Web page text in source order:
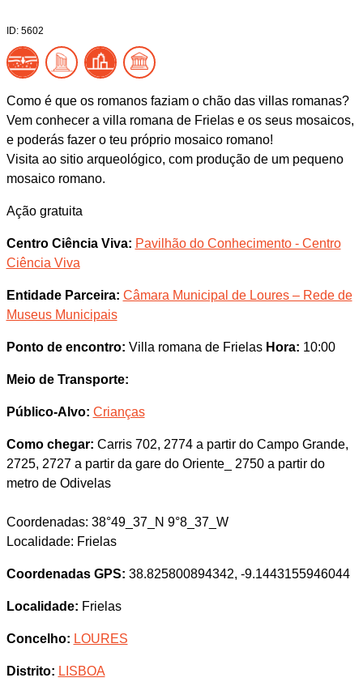
ID: 5602
Como é que os romanos faziam o chão das villas romanas?
Vem conhecer a villa romana de Frielas e os seus mosaicos,
e poderás fazer o teu próprio mosaico romano!
Visita ao sitio arqueológico, com produção de um pequeno
mosaico romano.
Ação gratuita
Centro Ciência Viva: Pavilhão do Conhecimento - Centro
Ciência Viva
Entidade Parceira: Câmara Municipal de Loures – Rede de
Museus Municipais
Ponto de encontro: Villa romana de Frielas Hora: 10:00
Meio de Transporte:
Público-Alvo: Crianças
Como chegar: Carris 702, 2774 a partir do Campo Grande,
2725, 2727 a partir da gare do Oriente_ 2750 a partir do
metro de Odivelas
Coordenadas: 38°49_37_N 9°8_37_W
Localidade: Frielas
Coordenadas GPS: 38.825800894342, -9.1443155946044
Localidade: Frielas
Concelho: LOURES
Distrito: LISBOA